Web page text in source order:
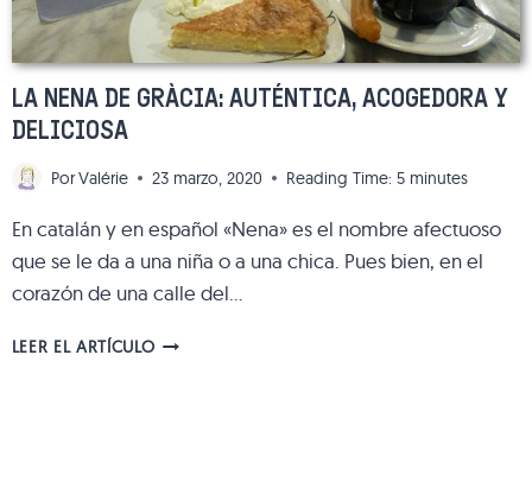
LA NENA DE GRÀCIA: AUTÉNTICA, ACOGEDORA Y
DELICIOSA
Por Valérie 23 marzo, 2020 Reading Time: 5 minutes
En catalán y en español «Nena» es el nombre afectuoso
que se le da a una niña o a una chica. Pues bien, en el
corazón de una calle del…
LEER EL ARTÍCULOLA